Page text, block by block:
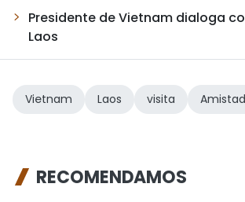
Presidente de Vietnam dialoga
Laos
Vietnam Laos visita Amistad
RECOMENDAMOS